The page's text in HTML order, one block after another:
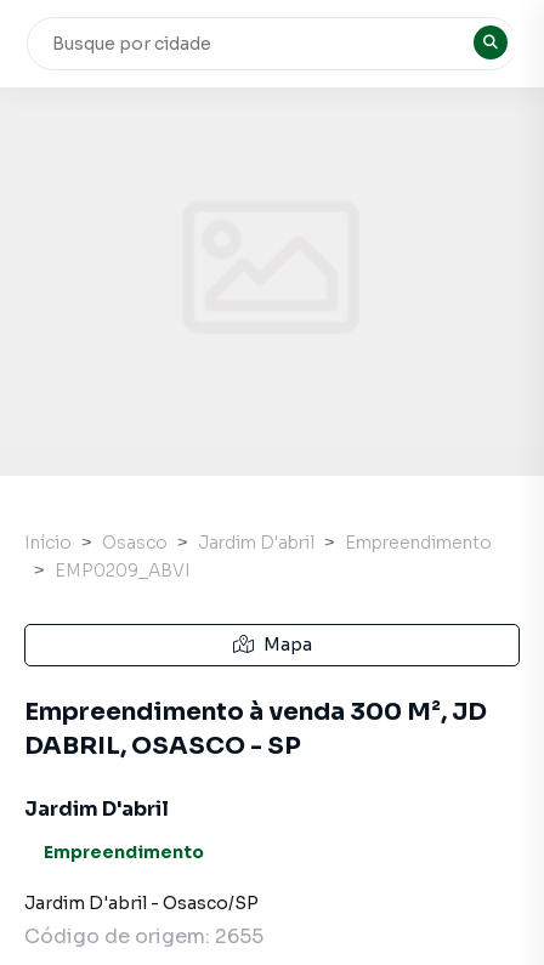
Início Osasco Jardim D'abril
Empreendimento
EMP0209_ABVI
Mapa
Empreendimento à venda 300 M², JD
DABRIL, OSASCO - SP
Jardim D'abril
Empreendimento
Jardim D'abril - Osasco/SP
Código de origem: 2655